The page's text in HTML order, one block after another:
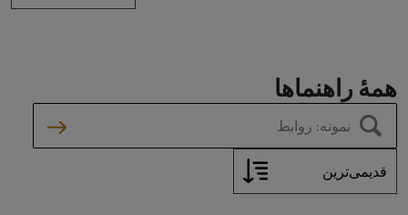
همۀ راهنماها
قدیمی‌ترین